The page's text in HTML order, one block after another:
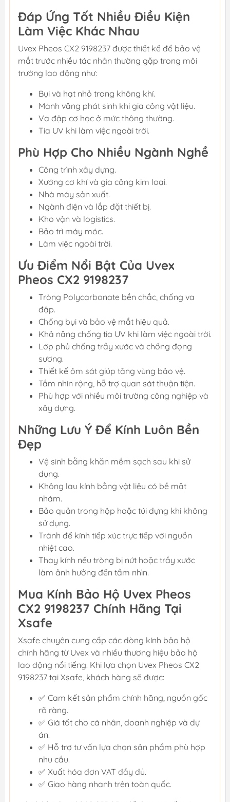
Đáp Ứng Tốt Nhiều Điều Kiện
Làm Việc Khác Nhau
Uvex Pheos CX2 9198237 được thiết kế để bảo vệ
mắt trước nhiều tác nhân thường gặp trong môi
trường lao động như:
Bụi và hạt nhỏ trong không khí.
Mảnh văng phát sinh khi gia công vật liệu.
Va đập cơ học ở mức thông thường.
Tia UV khi làm việc ngoài trời.
Phù Hợp Cho Nhiều Ngành Nghề
Công trình xây dựng.
Xưởng cơ khí và gia công kim loại.
Nhà máy sản xuất.
Ngành điện và lắp đặt thiết bị.
Kho vận và logistics.
Bảo trì máy móc.
Làm việc ngoài trời.
Ưu Điểm Nổi Bật Của Uvex
Pheos CX2 9198237
Tròng Polycarbonate bền chắc, chống va
đập.
Chống bụi và bảo vệ mắt hiệu quả.
Khả năng chống tia UV khi làm việc ngoài trời.
Lớp phủ chống trầy xước và chống đọng
sương.
Thiết kế ôm sát giúp tăng vùng bảo vệ.
Tầm nhìn rộng, hỗ trợ quan sát thuận tiện.
Phù hợp với nhiều môi trường công nghiệp và
xây dựng.
Những Lưu Ý Để Kính Luôn Bền
Đẹp
Vệ sinh bằng khăn mềm sạch sau khi sử
dụng.
Không lau kính bằng vật liệu có bề mặt
nhám.
Bảo quản trong hộp hoặc túi đựng khi không
sử dụng.
Tránh để kính tiếp xúc trực tiếp với nguồn
nhiệt cao.
Thay kính nếu tròng bị nứt hoặc trầy xước
làm ảnh hưởng đến tầm nhìn.
Mua Kính Bảo Hộ Uvex Pheos
CX2 9198237 Chính Hãng Tại
Xsafe
Xsafe chuyên cung cấp các dòng kính bảo hộ
chính hãng từ Uvex và nhiều thương hiệu bảo hộ
lao động nổi tiếng. Khi lựa chọn Uvex Pheos CX2
9198237 tại Xsafe, khách hàng sẽ được:
✅ Cam kết sản phẩm chính hãng, nguồn gốc
rõ ràng.
✅ Giá tốt cho cá nhân, doanh nghiệp và dự
án.
✅ Hỗ trợ tư vấn lựa chọn sản phẩm phù hợp
nhu cầu.
✅ Xuất hóa đơn VAT đầy đủ.
✅ Giao hàng nhanh trên toàn quốc.